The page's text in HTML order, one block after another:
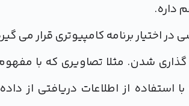
داره.
اختیار برنامه کامپیوتری قرار می
شدن. مثلا تصاویری که با
استفاده از اطلاعات دریافتی از